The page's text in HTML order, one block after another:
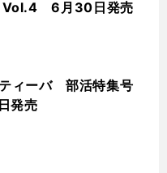
Vol.4 6月30日発売
ィーバ 部活特集号
発売